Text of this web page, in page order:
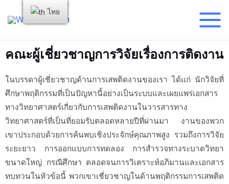
คณะผู้เชี่ยวชาญการวิจัยเรื่องการติดงาน
ในบรรดาผู้เชี่ยวชาญด้านการเสพติดงานของเรา ได้แก่ นักวิจัยที่
ศึกษาพฤติกรรมที่เป็นปัญหานี้อย่างเป็นระบบและเผยแพร่เอกสาร
ทางวิทยาศาสตร์เกี่ยวกับการเสพติดงานในวารสารทาง
วิทยาศาสตร์ที่เป็นที่ยอมรับตลอดหลายปีที่ผ่านมา งานของพวก
เขาประกอบด้วยการค้นพบเชิงประจักษ์คุณภาพสูง รวมถึงการวิจัย
ระยะยาว การออกแบบการทดลอง การสำรวจทางระบาดวิทยา
ขนาดใหญ่ กรณีศึกษา ตลอดจนการวิเคราะห์อภิมานและเอกสาร
ทบทวนในหัวข้อนี้ พวกเขาเชี่ยวชาญในด้านพฤติกรรมการเสพติด
ไทย